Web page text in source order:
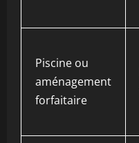
Piscine ou
aménagement
forfaitaire